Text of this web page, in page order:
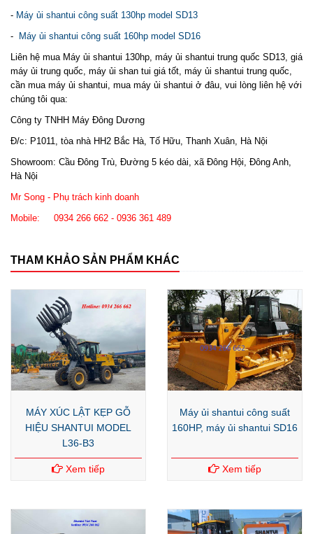
- Máy ủi shantui công suất 130hp model SD13
- Máy ủi shantui công suất 160hp model SD16
Liên hệ mua Máy ủi shantui 130hp, máy ủi shantui trung quốc SD13, giá
máy ủi trung quốc, máy ủi shan tui giá tốt, máy ủi shantui trung quốc,
cần mua máy ủi shantui, mua máy ủi shantui ở đâu, vui lòng liên hệ với
chúng tôi qua:
Công ty TNHH Máy Đông Dương
Đ/c: P1011, tòa nhà HH2 Bắc Hà, Tố Hữu, Thanh Xuân, Hà Nội
Showroom: Cầu Đông Trù, Đường 5 kéo dài, xã Đông Hội, Đông Anh,
Hà Nội
Mr Song - Phụ trách kinh doanh
Mobile: 0934 266 662 - 0936 361 489
THAM KHẢO SẢN PHẨM KHÁC
MÁY XÚC LẬT KẸP GỖ
HIỆU SHANTUI MODEL
L36-B3
Xem tiếp
Máy ủi shantui công suất
160HP, máy ủi shantui SD16
Xem tiếp